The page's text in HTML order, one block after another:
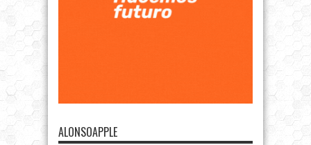
ALONSOAPPLE